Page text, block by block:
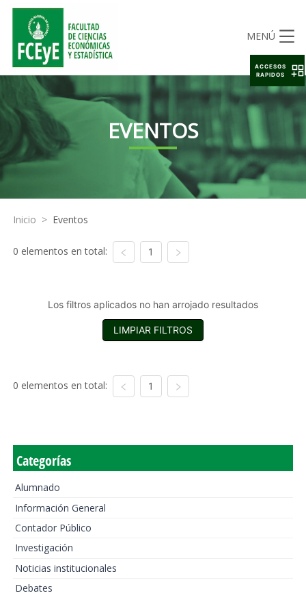
MENÚ
EVENTOS
Inicio > Eventos
0 elementos en total: 1
Los filtros aplicados no han arrojado resultados
LIMPIAR FILTROS
0 elementos en total: 1
Categorías
Alumnado
Información General
Contador Público
Investigación
Noticias institucionales
Debates
ACCESOS
RAPIDOS